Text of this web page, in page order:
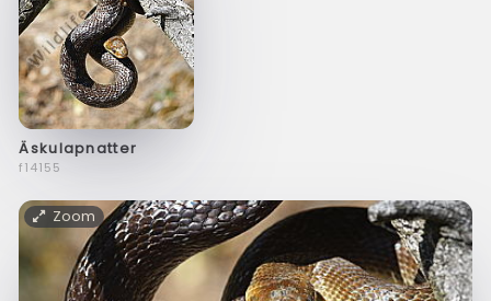
Äskulapnatter
f14155
Zoom